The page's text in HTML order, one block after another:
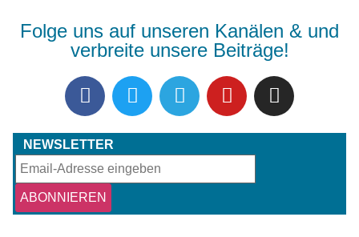
Folge uns auf unseren Kanälen & und
verbreite unsere Beiträge!
NEWSLETTER